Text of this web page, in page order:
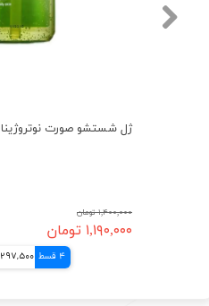
۱,۴۰۰,۰۰۰ تومان
۱,۱۹۰,۰۰۰ تومان
4 قسط 297,500 تومانی